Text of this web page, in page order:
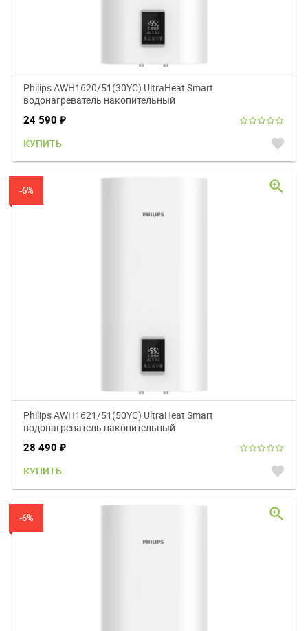
Philips AWH1620/51(30YC) UltraHeat Smart
водонагреватель накопительный
24 590 ₽
КУПИТЬ favorite
-6%
Philips AWH1621/51(50YC) UltraHeat Smart
водонагреватель накопительный
28 490 ₽
КУПИТЬ favorite
zoom_in
-6% zoom_in